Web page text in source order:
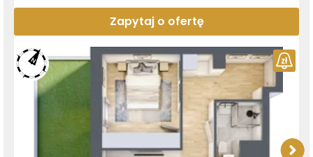
Zapytaj o ofertę